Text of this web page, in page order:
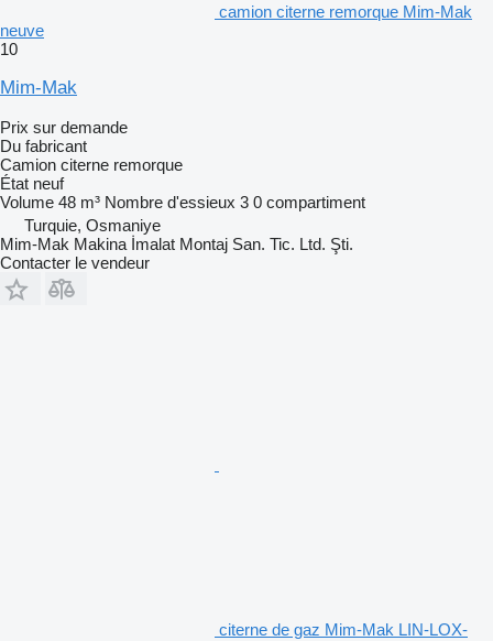
camion citerne remorque Mim-Mak
neuve
10
Mim-Mak
Prix sur demande
Du fabricant
Camion citerne remorque
État neuf
Volume 48 m³ Nombre d'essieux 3 0 compartiment
Turquie, Osmaniye
Mim-Mak Makina İmalat Montaj San. Tic. Ltd. Şti.
Contacter le vendeur
citerne de gaz Mim-Mak LIN-LOX-